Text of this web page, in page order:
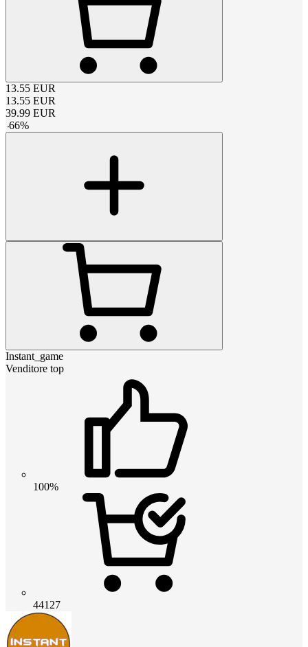
13.55 EUR
13.55 EUR
39.99 EUR
-66%
Instant_game
Venditore top
100%
44127